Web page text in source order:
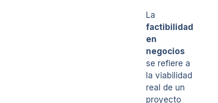
La
factibilidad
en
negocios
se refiere a
la viabilidad
real de un
proyecto